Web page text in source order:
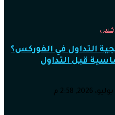
التداول في الفوركس؟
قبل التداول